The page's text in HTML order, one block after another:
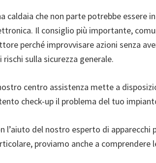
caldaia che non parte potrebbe essere
Il consiglio più importante,
perché improvvisare azioni senza
rischi sulla sicurezza generale.
centro assistenza mette a
check-up il problema del tuo
l’aiuto del nostro esperto di
proviamo anche a comprendere